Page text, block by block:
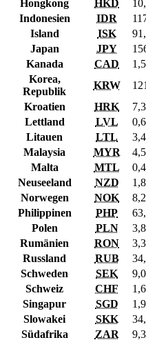
Hongkong
HKD
Indonesien
IDR
Island
ISK
Japan
JPY
Kanada
CAD
Korea,
Republik
KRW
Kroatien
HRK
Lettland
LVL
Litauen
LTL
Malaysia
MYR
Malta
MTL
Neuseeland
NZD
Norwegen
NOK
Philippinen
PHP
Polen
PLN
Rumänien
RON
Russland
RUB
Schweden
SEK
Schweiz
CHF
Singapur
SGD
Slowakei
SKK
Südafrika
ZAR